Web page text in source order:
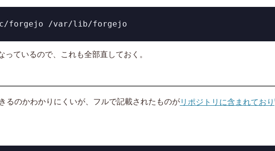
forgejo /var/lib/forgejo
っているので、これも全部直しておく。
るのかわかりにくいが、フルで記載されたものがリポジトリに含まれており